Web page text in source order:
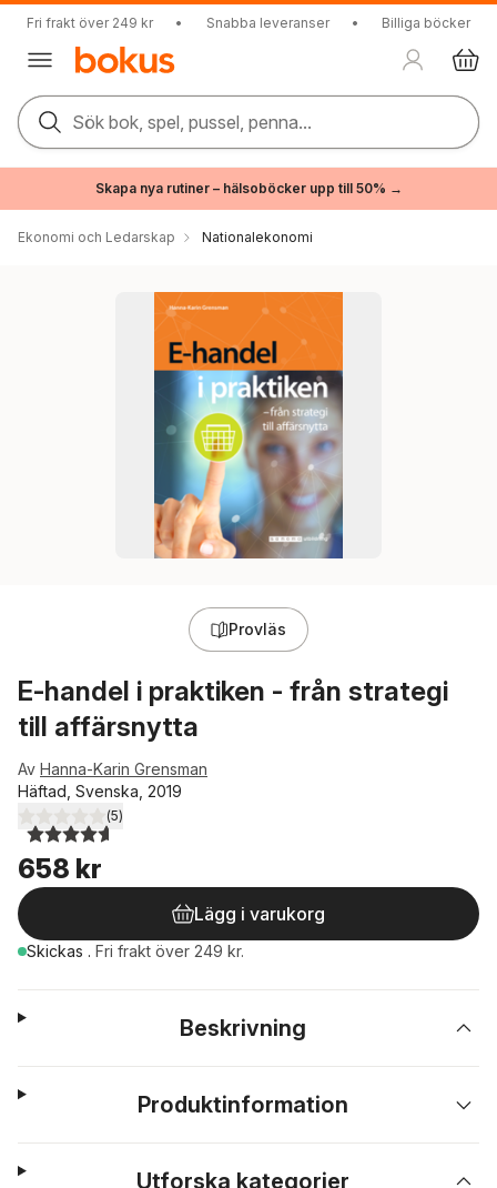
Fri frakt över 249 kr • Snabba leveranser • Billiga böcker
Sök bok, spel, pussel, penna...
Skapa nya rutiner – hälsoböcker upp till 50% →
Ekonomi och Ledarskap Nationalekonomi
Provläs
E-handel i praktiken - från strategi
till affärsnytta
Av Hanna-Karin Grensman
Häftad, Svenska, 2019
4,6utav 5 stjärnor. Totalt antal röster:
(5)
658 kr
Lägg i varukorg
Skickas . Fri frakt över 249 kr.
Beskrivning
Produktinformation
Utforska kategorier